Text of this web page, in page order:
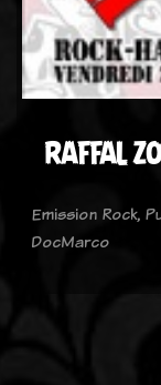
RAFFAL
Emission Rock,
DocMarco